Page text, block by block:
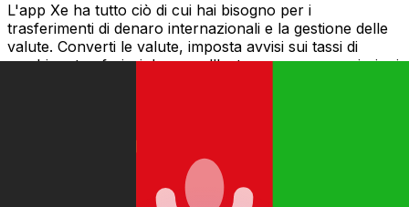
L'app Xe ha tutto ciò di cui hai bisogno per i
trasferimenti di denaro internazionali e la gestione delle
valute. Converti le valute, imposta avvisi sui tassi di
cambio e trasferisci denaro all'estero senza commissioni